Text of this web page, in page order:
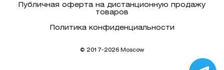
Публичная оферта на дистанционную продажу
товаров
Политика конфиденциальности
© 2017-2026 Moscow